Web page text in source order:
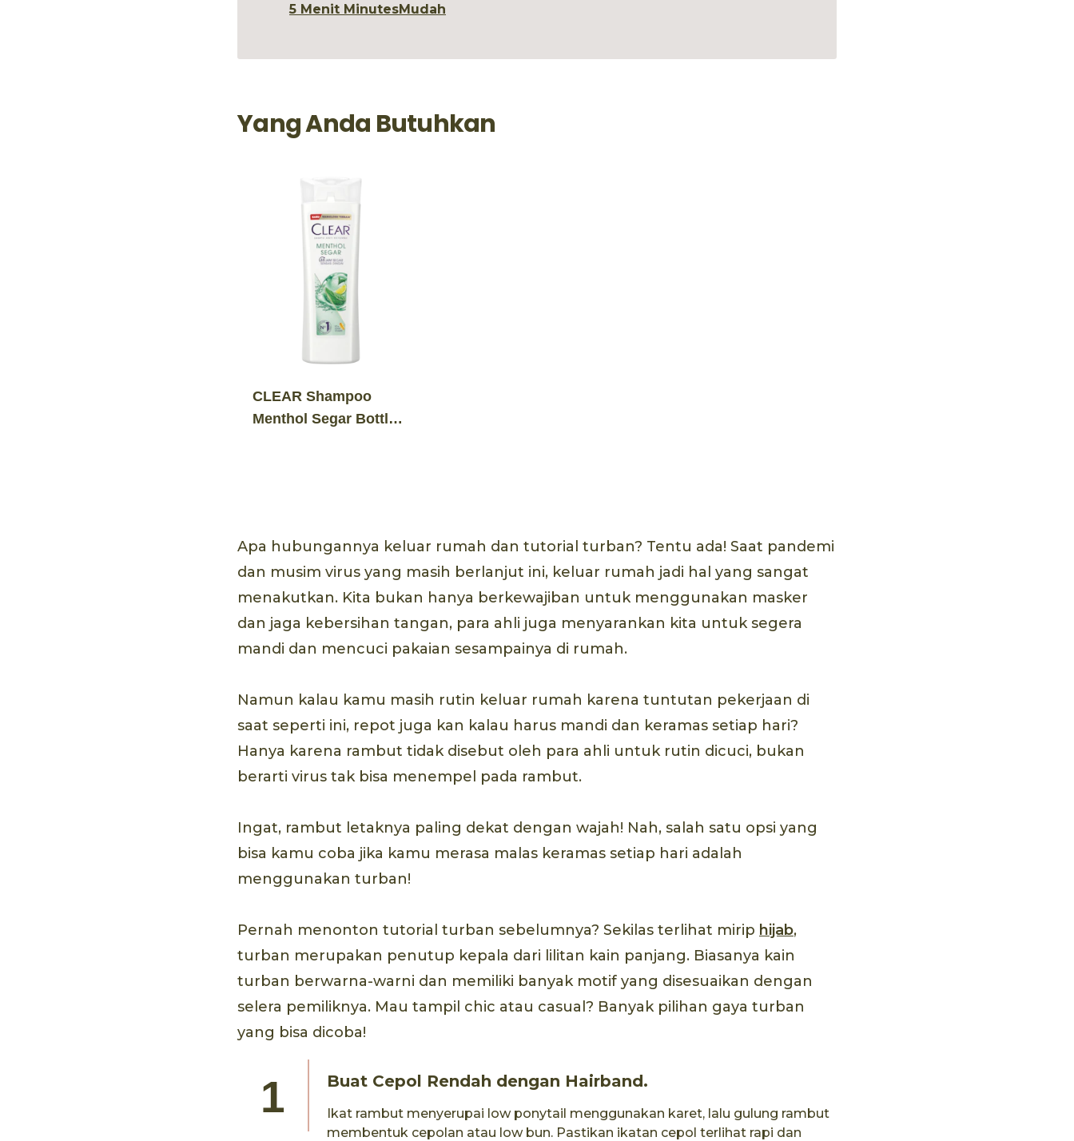
5 Menit MinutesMudah
Yang Anda Butuhkan
CLEAR Shampoo
Menthol Segar Bottle
Apa hubungannya keluar rumah dan tutorial turban? Tentu ada! Saat pandemi
dan musim virus yang masih berlanjut ini, keluar rumah jadi hal yang sangat
menakutkan. Kita bukan hanya berkewajiban untuk menggunakan masker
dan jaga kebersihan tangan, para ahli juga menyarankan kita untuk segera
mandi dan mencuci pakaian sesampainya di rumah.
Namun kalau kamu masih rutin keluar rumah karena tuntutan pekerjaan di
saat seperti ini, repot juga kan kalau harus mandi dan keramas setiap hari?
Hanya karena rambut tidak disebut oleh para ahli untuk rutin dicuci, bukan
berarti virus tak bisa menempel pada rambut.
Ingat, rambut letaknya paling dekat dengan wajah! Nah, salah satu opsi yang
bisa kamu coba jika kamu merasa malas keramas setiap hari adalah
menggunakan turban!
Pernah menonton tutorial turban sebelumnya? Sekilas terlihat mirip hijab,
turban merupakan penutup kepala dari lilitan kain panjang. Biasanya kain
turban berwarna-warni dan memiliki banyak motif yang disesuaikan dengan
selera pemiliknya. Mau tampil chic atau casual? Banyak pilihan gaya turban
yang bisa dicoba!
Buat Cepol Rendah dengan Hairband.
Ikat rambut menyerupai low ponytail menggunakan karet, lalu gulung rambut
membentuk cepolan atau low bun. Pastikan ikatan cepol terlihat rapi dan